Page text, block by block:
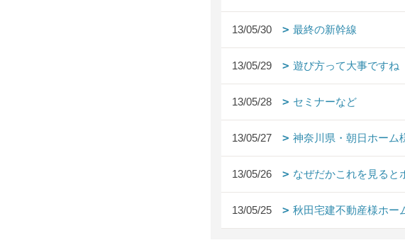
13/05/30 最終の新幹線
13/05/29 遊び方って大事ですね
13/05/28 セミナーなど
13/05/27 神奈川県・朝日ホーム
13/05/26 なぜだかこれを見ると
13/05/25 秋田宅建不動産様ホー